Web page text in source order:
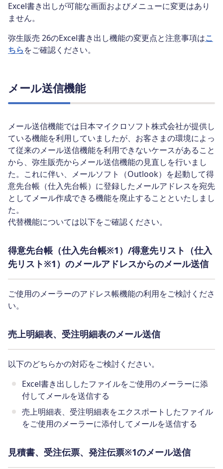
Excel書き出しが可能な画面およびメニューに変更はあり
ません。
弥生販売 26のExcel書き出し機能の変更点と注意事項はこ
ちらをご確認ください。
メール送信機能
メール送信機能では日本マイクロソフト株式会社が提供し
ている機能を利用していましたが、お客さまの環境によっ
て従来のメール送信機能を利用できないケースがあること
から、弥生販売からメール送信機能の見直しを行いまし
た。これに伴い、メールソフト（Outlook）を起動して得
意先台帳（仕入先台帳）に登録したメールアドレスを宛先
としてメール作成できる機能を廃止することといたしまし
た。
代替機能については以下をご確認ください。
得意先台帳（仕入先台帳※1）/得意先リスト（仕入
先リスト※1）のメールアドレスからのメール送信
ご使用のメーラーのアドレス帳機能の利用をご検討くださ
い。
売上明細表、受注明細表のメール送信
以下のどちらかの対応をご検討ください。
Excel書き出ししたファイルをご使用のメーラーに添
付してメールを送信する
売上明細表、受注明細表をエクスポートしたファイル
をご使用のメーラーに添付してメールを送信する
見積書、受注伝票、発注伝票※1のメール送信